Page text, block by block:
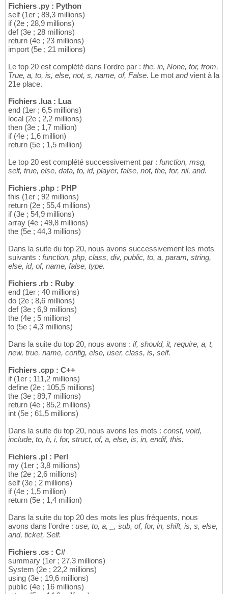
Fichiers .py : Python
self (1er ; 89,3 millions)
if (2e ; 28,9 millions)
def (3e ; 28 millions)
return (4e ; 23 millions)
import (5e ; 21 millions)
Le top 20 est complété dans l'ordre par : the, in, None, for, from,
True, a, to, is, else, not, s, name, of, False. Le mot andvient à la
21e place.
Fichiers .lua : Lua
end (1er ; 6,5 millions)
local (2e ; 2,2 millions)
then (3e ; 1,7 million)
if (4e ; 1,6 million)
return (5e ; 1,5 million)
Le top 20 est complété successivement par : function, msg,
self, true, else, data, to, id, player, false, not, the, for, nil, and.
Fichiers .php : PHP
this (1er ; 92 millions)
return (2e ; 55,4 millions)
if (3e ; 54,9 millions)
array (4e ; 49,8 millions)
the (5e ; 44,3 millions)
Dans la suite du top 20, nous avons successivement les mots
suivants : function, php, class, div, public, to, a, param, string,
else, id, of, name, false, type.
Fichiers .rb : Ruby
end (1er ; 40 millions)
do (2e ; 8,6 millions)
def (3e ; 6,9 millions)
the (4e ; 5 millions)
to (5e ; 4,3 millions)
Dans la suite du top 20, nous avons : if, should, it, require, a, t,
new, true, name, config, else, user, class, is, self.
Fichiers .cpp : C++
if (1er ; 111,2 millions)
define (2e ; 105,5 millions)
the (3e ; 89,7 millions)
return (4e ; 85,2 millions)
int (5e ; 61,5 millions)
Dans la suite du top 20, nous avons les mots : const, void,
include, to, h, i, for, struct, of, a, else, is, in, endif, this.
Fichiers .pl : Perl
my (1er ; 3,8 millions)
the (2e ; 2,6 millions)
self (3e ; 2 millions)
if (4e ; 1,5 million)
return (5e ; 1,4 million)
Dans la suite du top 20 des mots les plus fréquents, nous
avons dans l'ordre : use, to, a, _, sub, of, for, in, shift, is, s, else,
and, ticket, Self.
Fichiers .cs : C#
summary (1er ; 27,3 millions)
System (2e ; 22,2 millions)
using (3e ; 19,6 millions)
public (4e ; 16 millions)